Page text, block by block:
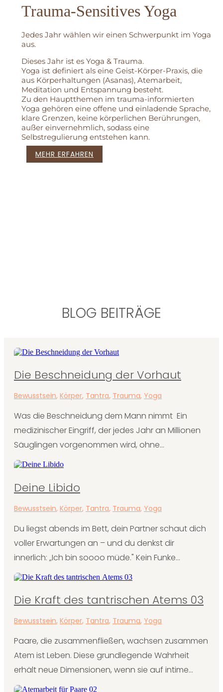
Trauma-Sensitives Yoga
Jedes Jahr wählen wir einen Schwerpunkt im Yoga
aus.
Dieses Jahr ist es Yoga & Trauma.
Yoga ist definiert als eine Geist-Körper-Praxis, die
aus Körperhaltungen (Asanas), Atemarbeit,
Meditation und Entspannung besteht.
Zu den Hauptthemen im trauma-informierten
Yoga gehören eine offene und einladende Sprache,
klare Grenzen, keine körperlichen Berührungen,
außer einvernehmlich, sodass eine
Selbstregulierung entstehen kann.
MEHR ERFAHREN
BLOG BEITRÄGE
Die Beschneidung der Vorhaut
Bewusstsein, Körper, Tantra, Trauma, Yoga
Was die Beschneidung dem Mann nimmt Ein
medizinischer Eingriff, der jedes Jahr an Millionen
Säuglingen vorgenommen wird, ohne...
Deine Libido
Bewusstsein, Körper, Tantra, Trauma, Yoga
Du liegst abends im Bett, dein Partner schaut dich
voller Erwartungen an – und du denkst dir
innerlich: „Ich bin soooo müde." Kein Funke...
Die Kraft des tantrischen Atems 03
Bewusstsein, Körper, Tantra, Trauma, Yoga
Paare, die zusammenfließen, wachsen zusammen
Atem ist Leben. Diese grundlegende Wahrheit
erhält neue Dimensionen, wenn sie auf intime...